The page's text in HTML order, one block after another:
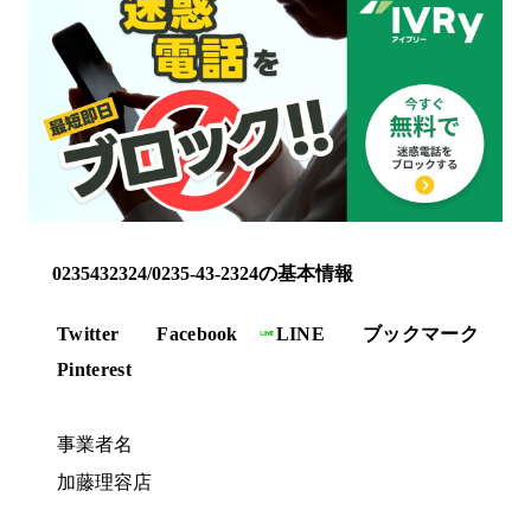
0235432324/0235-43-2324の基本情報
Twitter Facebook LINE
ブックマーク
Pinterest
事業者名
加藤理容店